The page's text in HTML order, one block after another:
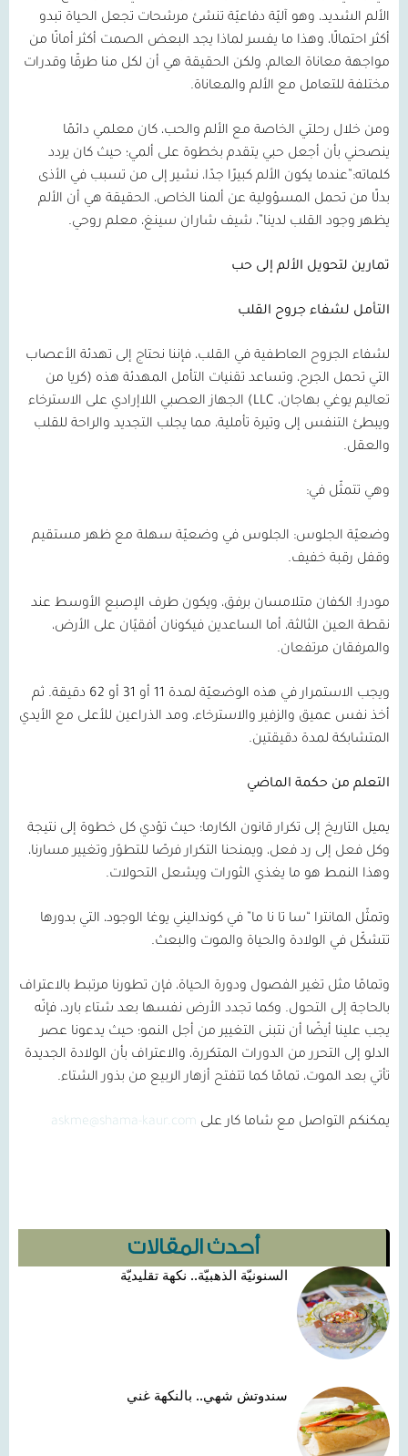
أحدث المقالات
السنونيّة الذهبيّة.. نكهة تقليديّة
سندوتش شهي.. بالنكهة غني
الألم الشديد، وهو آليّة دفاعيّة تنشئ مرشحات تجعل الحياة تبدو
أكثر احتمالًا، وهذا ما يفسر لماذا يجد البعض الصمت أكثر أمانًا من
مواجهة معاناة العالم، ولكن الحقيقة هي أن لكل منا طرقًا وقدرات
مختلفة للتعامل مع الألم والمعاناة.
ومن خلال رحلتي الخاصة مع الألم والحب، كان معلمي دائمًا
ينصحني بأن أجعل حبي يتقدم بخطوة على ألمي؛ حيث كان يردد
كلماته:”عندما يكون الألم كبيرًا جدًا، نشير إلى من تسبب في الأذى
بدلًا من تحمل المسؤولية عن ألمنا الخاص، الحقيقة هي أن الألم
يظهر وجود القلب لدينا”، شيف شاران سينغ، معلم روحي.
تمارين لتحويل الألم إلى حب
التأمل لشفاء جروح القلب
لشفاء الجروح العاطفية في القلب، فإننا نحتاج إلى تهدئة الأعصاب
التي تحمل الجرح، وتساعد تقنيات التأمل المهدئة هذه (كريا من
تعاليم يوغي بهاجان، LLC) الجهاز العصبي اللاإرادي على الاسترخاء
ويبطئ التنفس إلى وتيرة تأملية، مما يجلب التجديد والراحة للقلب
والعقل.
وهي تتمثّل في:
وضعيّة الجلوس: الجلوس في وضعيّة سهلة مع ظهر مستقيم
وقفل رقبة خفيف.
مودرا: الكفان متلامسان برفق، ويكون طرف الإصبع الأوسط عند
نقطة العين الثالثة، أما الساعدين فيكونان أفقيّان على الأرض،
والمرفقان مرتفعان.
ويجب الاستمرار في هذه الوضعيّة لمدة 11 أو 31 أو 62 دقيقة. ثم
أخذ نفس عميق والزفير والاسترخاء، ومد الذراعين للأعلى مع الأيدي
المتشابكة لمدة دقيقتين.
التعلم من حكمة الماضي
يميل التاريخ إلى تكرار قانون الكارما؛ حيث تؤدي كل خطوة إلى نتيجة
وكل فعل إلى رد فعل، ويمنحنا التكرار فرصًا للتطوّر وتغيير مسارنا،
وهذا النمط هو ما يغذي الثورات ويشعل التحولات.
وتمثّل المانترا “سا تا نا ما” في كونداليني يوغا الوجود، التي بدورها
تتشكّل في الولادة والحياة والموت والبعث.
وتمامًا مثل تغير الفصول ودورة الحياة، فإن تطورنا مرتبط بالاعتراف
بالحاجة إلى التحول. وكما تجدد الأرض نفسها بعد شتاء بارد، فإنّه
يجب علينا أيضًا أن نتبنى التغيير من أجل النمو؛ حيث يدعونا عصر
الدلو إلى التحرر من الدورات المتكررة، والاعتراف بأن الولادة الجديدة
تأتي بعد الموت، تمامًا كما تتفتح أزهار الربيع من بذور الشتاء.
يمكنكم التواصل مع شاما كار على askme@shama-kaur.com